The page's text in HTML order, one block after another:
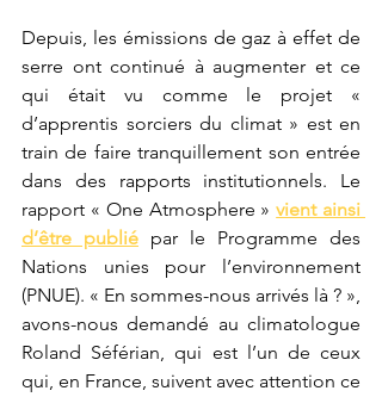
Depuis, les émissions de gaz à effet de
serre ont continué à augmenter et ce
qui était vu comme le projet «
d’apprentis sorciers du climat » est en
train de faire tranquillement son entrée
dans des rapports institutionnels. Le
rapport « One Atmosphere » vient ainsi
d’être publié par le Programme des
Nations unies pour l’environnement
(PNUE). « En sommes-nous arrivés là ? »,
avons-nous demandé au climatologue
Roland Séférian, qui est l’un de ceux
qui, en France, suivent avec attention ce